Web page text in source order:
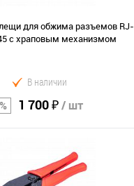
для обжима разъемов RJ-
c храповым механизмом
В наличии
1 700 ₽/ шт
В корзину